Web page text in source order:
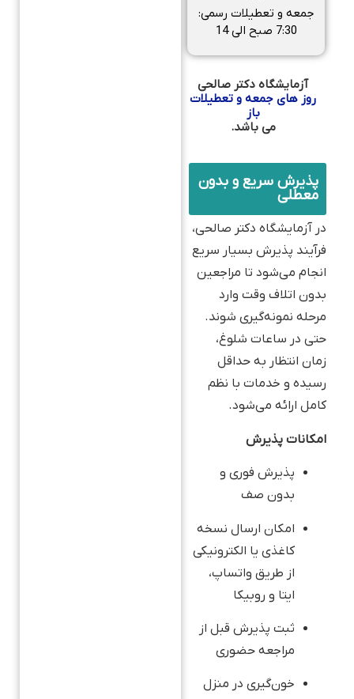
جمعه و تعطیلات رسمی:
7:30 صبح الی 14
آزمایشگاه دکتر صالحی
روز های جمعه و تعطیلات
باز
می باشد.
پذیرش سریع و بدون
معطلی
در آزمایشگاه دکتر صالحی،
فرآیند پذیرش بسیار سریع
انجام می‌شود تا مراجعین
بدون اتلاف وقت وارد
مرحله نمونه‌گیری شوند.
حتی در ساعات شلوغ،
زمان انتظار به حداقل
رسیده و خدمات با نظم
کامل ارائه می‌شود.
امکانات پذیرش
پذیرش فوری و
بدون صف
امکان ارسال نسخه
کاغذی یا الکترونیکی
از طریق واتساپ،
ایتا و روبیکا
ثبت پذیرش قبل از
مراجعه حضوری
خون‌گیری در منزل